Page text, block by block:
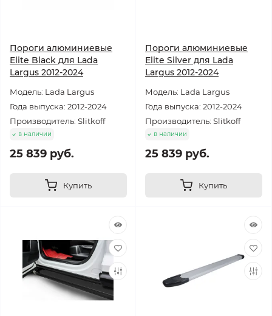
Пороги алюминиевые
Elite Black для Lada
Largus 2012-2024
Модель: Lada Largus
Года выпуска: 2012-2024
Производитель: Slitkoff
в наличии
25 839 руб.
Купить
Пороги алюминиевые
Elite Silver для Lada
Largus 2012-2024
Модель: Lada Largus
Года выпуска: 2012-2024
Производитель: Slitkoff
в наличии
25 839 руб.
Купить